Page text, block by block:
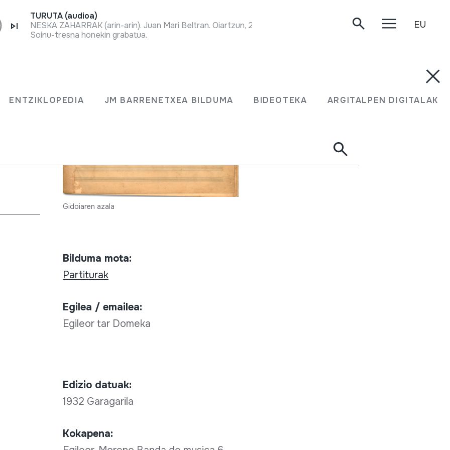
ENTZIKLOPEDIA JM BARRENETXEA BILDUMA BIDEOTEKA ARGITALPEN DIGITALAK
TURUTA (audioa)
NESKA ZAHARRAK (arin-arin). Juan Mari Beltran. Oiartzun, 2020/01/31.
Soinu-tresna honekin grabatua.
EU
Gidoiaren azala
Bilduma mota:
Partiturak
Egilea / emailea:
Egileor tar Domeka
Edizio datuak:
1932 Garagarila
Kokapena: